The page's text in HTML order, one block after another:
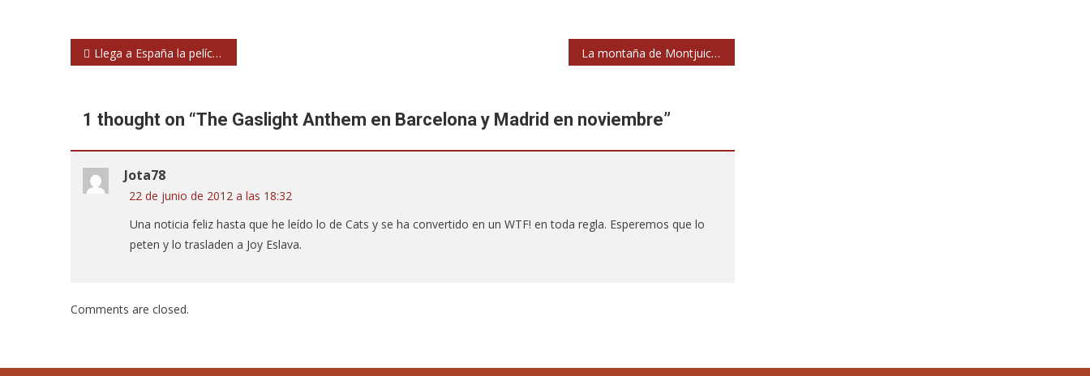
Navegación
Llega a España la película sobre The Swell Season La montaña de Montjuic vuelve a llenarse de música gratis
1 thought on “The Gaslight Anthem en Barcelona y Madrid en noviembre”
Jota78
22 de junio de 2012 a las 18:32
Una noticia feliz hasta que he leído lo de Cats y se ha convertido en un WTF! en toda regla. Esperemos que lo
peten y lo trasladen a Joy Eslava.
Comments are closed.